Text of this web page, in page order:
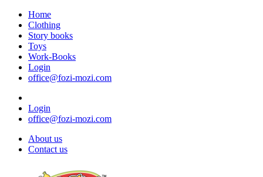
Home
Clothing
Story books
Toys
Work-Books
Login
office@fozi-mozi.com
Login
office@fozi-mozi.com
About us
Contact us